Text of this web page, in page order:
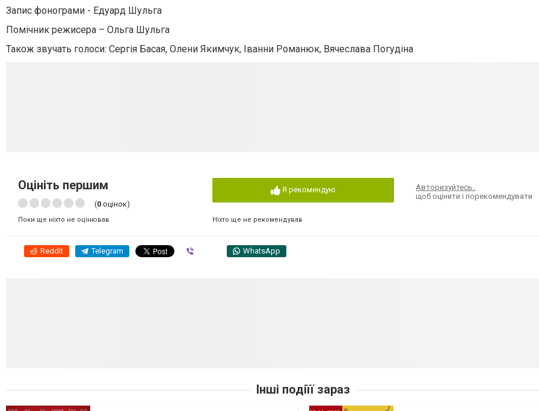
Запис фонограми - Едуард Шульга
Помічник режисера – Ольга Шульга
Також звучать голоси: Сергія Басая, Олени Якимчук, Іванни Романюк, Вячеслава Погудіна
Оцініть першим
(0 оцінок)
Поки ще ніхто не оцінював
Я рекомендую
Ніхто ще не рекомендував
Авторизуйтесь,
щоб оцінити і порекомендувати
Reddit Telegram WhatsApp
Інші подіїї зараз